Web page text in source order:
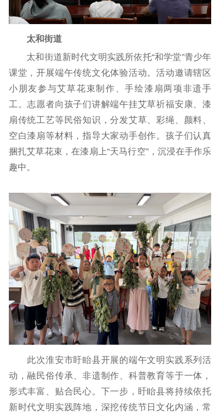
太和街道
太和街道新时代文明实践所依托“和学堂”青少年
课堂，开展端午传统文化体验活动。活动邀请辖区
小朋友参与艾草花束制作、手绘漆扇两项非遗手
工。志愿者向孩子们讲解端午挂艾草祈福安康、漆
扇传统工艺等民俗知识，分发艾草、彩绳、颜料、
空白漆扇等材料，指导大家动手创作。孩子们认真
捆扎艾草花束，在漆扇上“天马行空”，沉浸在手作乐
趣中。
此次淮安市盱眙县开展的端午文明实践系列活
动，融民俗传承、非遗制作、科普教育等于一体，
形式丰富、贴合民心。下一步，盱眙县将持续依托
新时代文明实践阵地，深挖传统节日文化内涵，常